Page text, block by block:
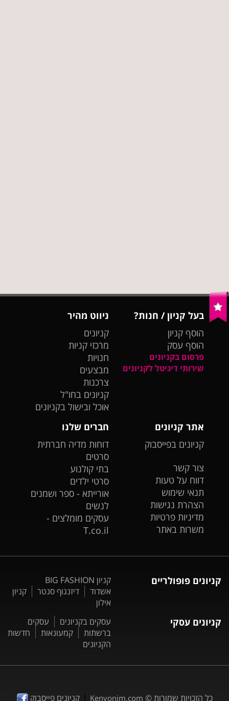
בעל קניון / חנות?
הוסף קניון
הוסף עסק
פרסום בקניונים
שירותי דיגיטל לקניונים
ניווט מהיר
קניונים
מרכזי קניות
חנויות
מבצעים
צרכנות
קניונים בחו"ל
אוכל ובישול בקניונים
אתר קניונים
קניונים בפייסבוק
צור קשר
דווח על טעות
תנאי שימוש
הצהרת נגישות
מדיניות פרטיות
משרות באתר
חברים שלנו
דוחות מדיה חברתית
סרטים
בתי קולנוע
סרטי ילדים
אורייתא - ספר ושמנים
לנשים
עסקים מומלצים -
T.co.il
קניונים פופולריים
קניון BIG FASHION
אשדוד
דיזנגוף סנטר
קניון
אילון
קניונים עסקי עסקים בקניונים
עסקים
ברשתות
קמעונאות
חדשות
הקניונים
כל הזכויות שמורות © Kenyonim.com
|קניונים פייסבוק